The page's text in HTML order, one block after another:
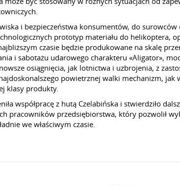
i bezpieczeństwa konsumentów, do
prototyp materiału do helikoptera,
czasie będzie produkowane na skalę
i sabotażu udarowego charakteru «Aligator»,
osiągnięcia, jak lotnictwa i uzbrojenia, z
powietrznej walki mechanizm, jak
klasy produkty.
współpracę z hutą Czelabińska i stwierdziło
pracowników przedsiębiorstwa, który pozwolił
we właściwym czasie.